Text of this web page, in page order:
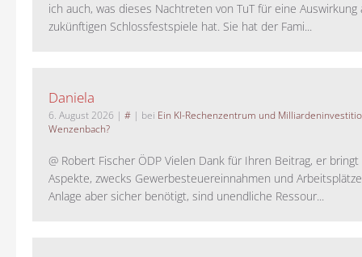
ich auch, was dieses Nachtreten von TuT für eine Auswirkung
zukünftigen Schlossfestspiele hat. Sie hat der Fami...
Daniela
6. August 2026 | # | bei Ein KI-Rechenzentrum und
Wenzenbach?
@ Robert Fischer ÖDP Vielen Dank für Ihren Beitrag, er
Aspekte, zwecks Gewerbesteuereinnahmen und
Anlage aber sicher benötigt, sind unendliche Ressour...